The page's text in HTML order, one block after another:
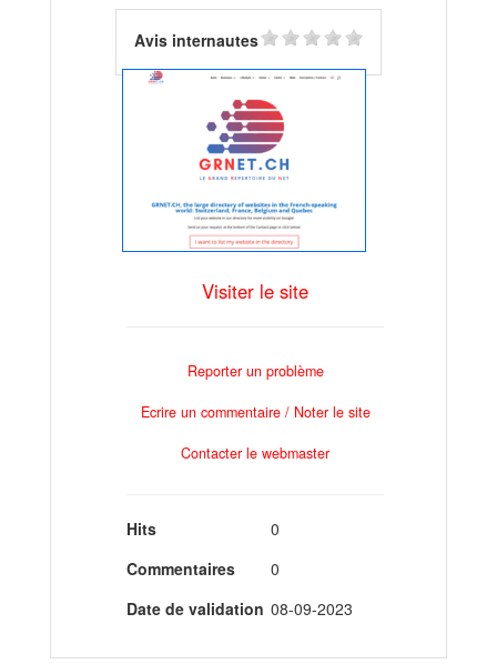
Avis internautes
Visiter le site
Reporter un problème
Ecrire un commentaire / Noter le site
Contacter le webmaster
Hits
0
Commentaires
0
Date de validation 08-09-2023